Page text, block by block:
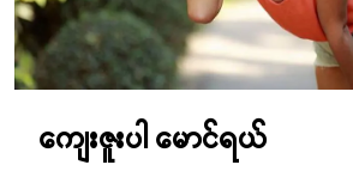
ကျေးဇူးပါ မောင်ရယ်